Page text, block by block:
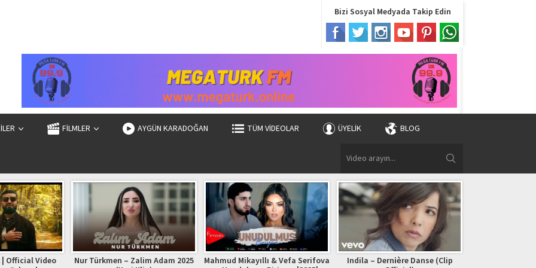
Bizi Sosyal Medyada Takip Edin
FİLMLER AYGÜN KARADOĞAN TÜM VIDEOLAR ÜYELIK BLOG
Official Video
Nur Türkmen – Zalim Adam 2025
Mahmud Mikayıllı & Vefa Serifova
Indila – Dernière Danse (Clip